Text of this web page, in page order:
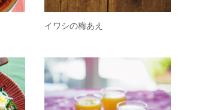
イワシの梅あえ